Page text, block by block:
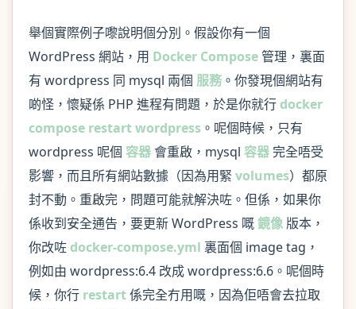
舉個實際例子嚟說明個分別。假設你有一個
WordPress 網站，用 Docker Compose管理，裏面
有 wordpress 同 mysql 兩個 服務 。你發現個網站有
啲怪，懷疑係 PHP 進程有問題，於是你就行docker
compose restart wordpress 。呢個時候，只有
wordpress 呢個 容器會重啟，mysql 容器 完全唔受
影響，而且所有網站數據（因為用緊 volumes）都原
封不動。重啟完，問題可能就解決咗。但係，如果你
係收到安全通告，要更新 WordPress 嘅鏡像 版本，
你改咗docker-compose.yml 裏面個 image tag，
例如由 wordpress:6.4 改成 wordpress:6.6。呢個時
候，你行 restart係完全冇用嘅，因為佢唔會去拉取